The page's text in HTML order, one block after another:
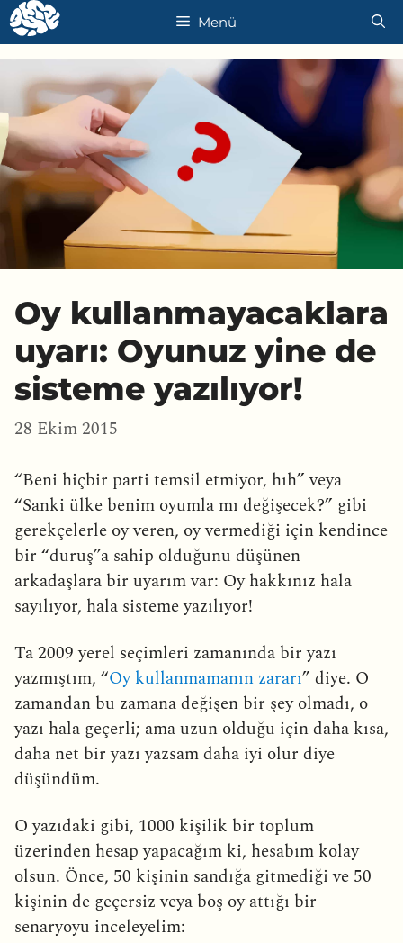
İçeriğe
atla
Menü
Oy kullanmayacaklara
uyarı: Oyunuz yine de
sisteme yazılıyor!
28 Ekim 2015
“Beni hiçbir parti temsil etmiyor, hıh” veya
“Sanki ülke benim oyumla mı değişecek?” gibi
gerekçelerle oy veren, oy vermediği için kendince
bir “duruş”a sahip olduğunu düşünen
arkadaşlara bir uyarım var: Oy hakkınız hala
sayılıyor, hala sisteme yazılıyor!
Ta 2009 yerel seçimleri zamanında bir yazı
yazmıştım, “Oy kullanmamanın zararı” diye. O
zamandan bu zamana değişen bir şey olmadı, o
yazı hala geçerli; ama uzun olduğu için daha kısa,
daha net bir yazı yazsam daha iyi olur diye
düşündüm.
O yazıdaki gibi, 1000 kişilik bir toplum
üzerinden hesap yapacağım ki, hesabım kolay
olsun. Önce, 50 kişinin sandığa gitmediği ve 50
kişinin de geçersiz veya boş oy attığı bir
senaryoyu inceleyelim: